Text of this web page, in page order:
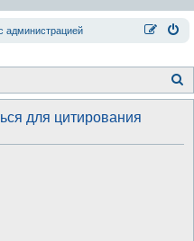
администрацией
о
для цитирования